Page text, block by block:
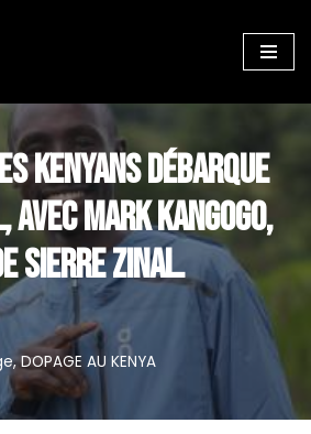
KENYANS DÉBARQUE
AVEC MARK KANGOGO,
SIERRE ZINAL.
,DOPAGE AU KENYA